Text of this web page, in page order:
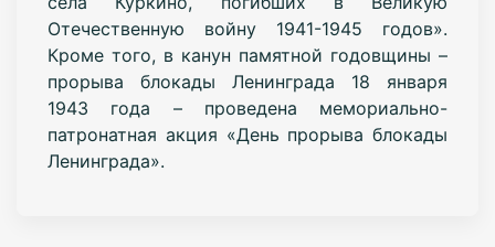
Отечественную войну 1941-1945 годов».
Кроме того, в канун памятной годовщины –
прорыва блокады Ленинграда 18 января
1943 года – проведена мемориально-
патронатная акция «День прорыва блокады
Ленинграда».